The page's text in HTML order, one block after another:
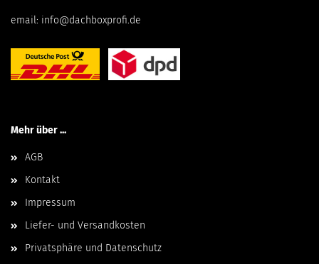
email: info@dachboxprofi.de
Mehr über ...
AGB
Kontakt
Impressum
Liefer- und Versandkosten
Privatsphäre und Datenschutz